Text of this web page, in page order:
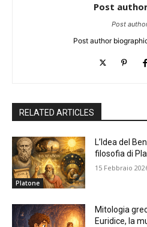
Post
Post
Post author
RELATED ARTICLES
Platone
L’Idea del
filosofia di
15 Febbraio
Mitologia
Euridice, la